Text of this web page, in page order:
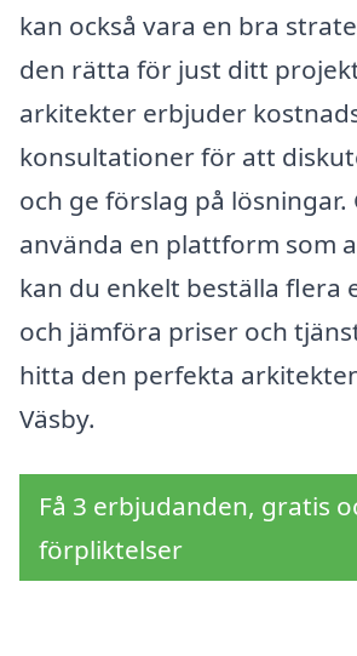
kan också vara en bra
den rätta för just ditt
arkitekter erbjuder
konsultationer för att
och ge förslag på lösningar.
använda en plattform som
kan du enkelt beställa flera
och jämföra priser och
hitta den perfekta
Väsby.
Få 3 erbjudanden, gratis
förpliktelser